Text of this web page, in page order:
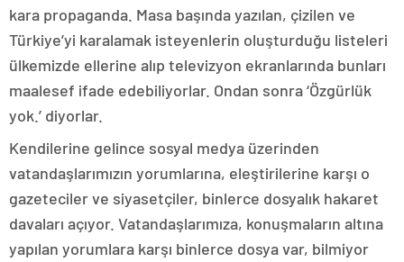
kara propaganda. Masa başında yazılan, çizilen ve
Türkiye’yi karalamak isteyenlerin oluşturduğu listeleri
ülkemizde ellerine alıp televizyon ekranlarında bunları
maalesef ifade edebiliyorlar. Ondan sonra ‘Özgürlük
yok.’ diyorlar.
Kendilerine gelince sosyal medya üzerinden
vatandaşlarımızın yorumlarına, eleştirilerine karşı o
gazeteciler ve siyasetçiler, binlerce dosyalık hakaret
davaları açıyor. Vatandaşlarımıza, konuşmaların altına
yapılan yorumlara karşı binlerce dosya var, bilmiyor